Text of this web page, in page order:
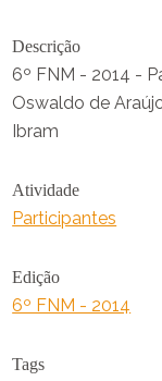
Descrição
6º FNM - 2014 -
Oswaldo de
Ibram
Atividade
Participantes
Edição
6º FNM - 2014
Tags